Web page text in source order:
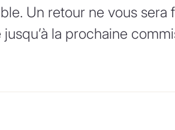
Un retour ne vous sera
la prochaine